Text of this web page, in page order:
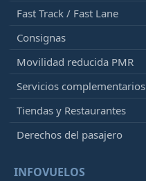
Fast Track / Fast Lane
Consignas
Movilidad reducida PMR
Servicios complementarios
Tiendas y Restaurantes
Derechos del pasajero
INFOVUELOS